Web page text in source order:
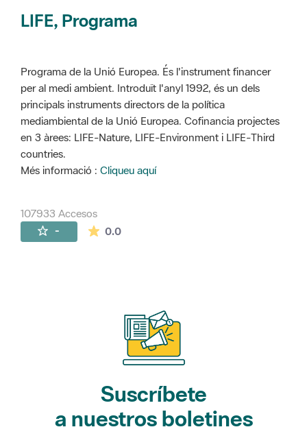
LIFE, Programa
Programa de la Unió Europea. És l'instrument financer
per al medi ambient. Introduït l'anyl 1992, és un dels
principals instruments directors de la política
mediambiental de la Unió Europea. Cofinancia projectes
en 3 àrees: LIFE-Nature, LIFE-Environment i LIFE-Third
countries.
Més informació : Cliqueu aquí
107933 Accesos
- 0.0La valoración media es de 0 estrellas de
Suscríbete
a nuestros boletines